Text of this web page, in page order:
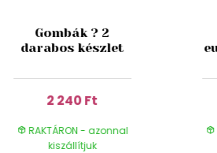
Gombák ? 2
darabos készlet
2 240 Ft
RAKTÁRON - azonnal
kiszállítjuk